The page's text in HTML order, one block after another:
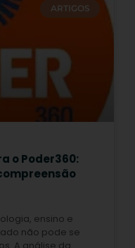
ARTIGOS
o Poder360:
ensino e
não pode se
A análise da